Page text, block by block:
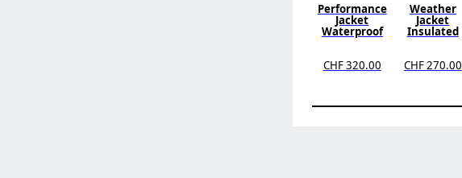
Performance
Jacket
Waterproof
CHF 320.00
Weather
Jacket
Insulated
CHF 270.00